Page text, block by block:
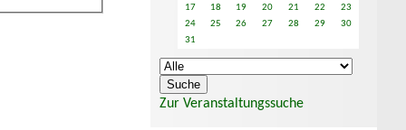
17
18 19 20 21 22
23
24
25 26 27 28 29
30
31
Zur Veranstaltungssuche